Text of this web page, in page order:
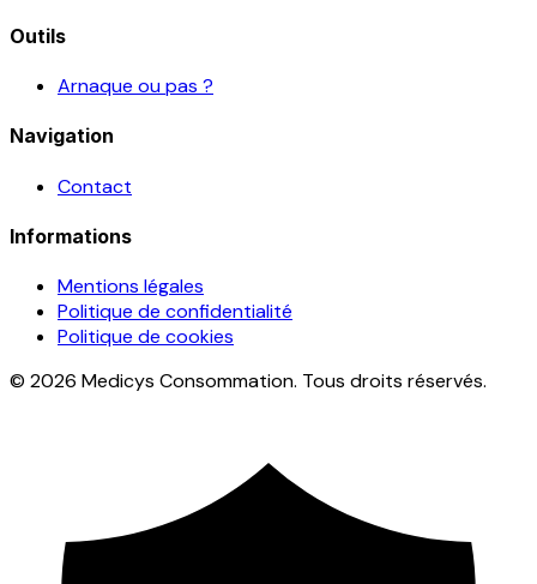
Outils
Arnaque ou pas ?
Navigation
Contact
Informations
Mentions légales
Politique de confidentialité
Politique de cookies
© 2026 Medicys Consommation. Tous droits réservés.